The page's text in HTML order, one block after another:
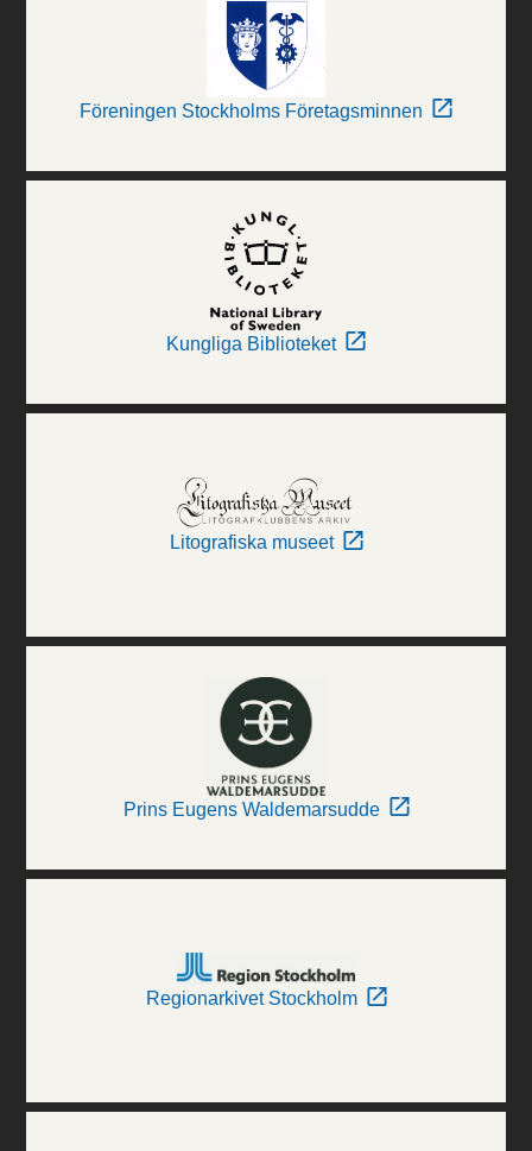
Föreningen Stockholms Företagsminnen
Kungliga Biblioteket
Litografiska museet
Prins Eugens Waldemarsudde
Regionarkivet Stockholm